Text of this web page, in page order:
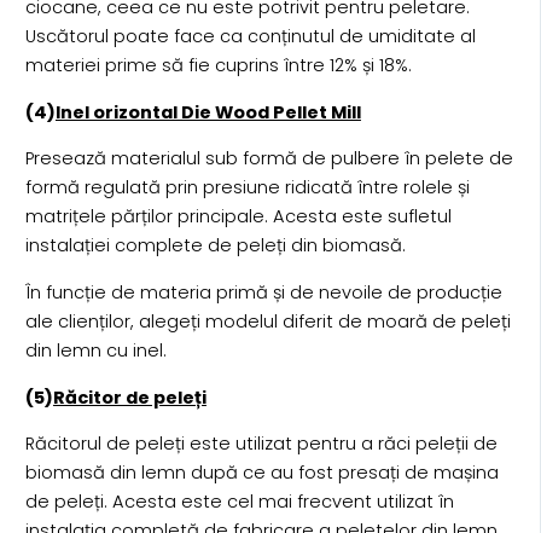
ciocane, ceea ce nu este potrivit pentru peletare.
Uscătorul poate face ca conținutul de umiditate al
materiei prime să fie cuprins între 12% și 18%.
(4)Inel orizontal Die Wood Pellet Mill
Presează materialul sub formă de pulbere în pelete de
formă regulată prin presiune ridicată între rolele și
matrițele părților principale. Acesta este sufletul
instalației complete de peleți din biomasă.
În funcție de materia primă și de nevoile de producție
ale clienților, alegeți modelul diferit de moară de peleți
din lemn cu inel.
(5)Răcitor de peleți
Răcitorul de peleți este utilizat pentru a răci peleții de
biomasă din lemn după ce au fost presați de mașina
de peleți. Acesta este cel mai frecvent utilizat în